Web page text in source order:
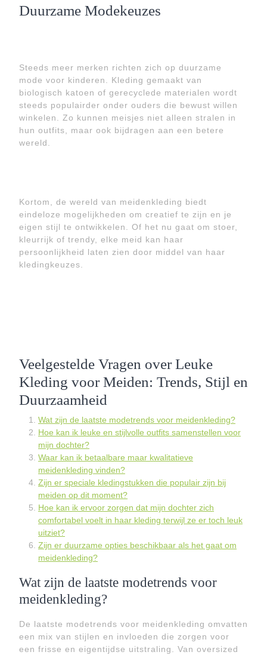
Duurzame Modekeuzes
Steeds meer merken richten zich op duurzame
mode voor kinderen. Kleding gemaakt van
biologisch katoen of gerecyclede materialen wordt
steeds populairder onder ouders die bewust willen
winkelen. Zo kunnen meisjes niet alleen stralen in
hun outfits, maar ook bijdragen aan een betere
wereld.
Kortom, de wereld van meidenkleding biedt
eindeloze mogelijkheden om creatief te zijn en je
eigen stijl te ontwikkelen. Of het nu gaat om stoer,
kleurrijk of trendy, elke meid kan haar
persoonlijkheid laten zien door middel van haar
kledingkeuzes.
Veelgestelde Vragen over Leuke
Kleding voor Meiden: Trends, Stijl en
Duurzaamheid
Wat zijn de laatste modetrends voor meidenkleding?
Hoe kan ik leuke en stijlvolle outfits samenstellen voor
mijn dochter?
Waar kan ik betaalbare maar kwalitatieve
meidenkleding vinden?
Zijn er speciale kledingstukken die populair zijn bij
meiden op dit moment?
Hoe kan ik ervoor zorgen dat mijn dochter zich
comfortabel voelt in haar kleding terwijl ze er toch leuk
uitziet?
Zijn er duurzame opties beschikbaar als het gaat om
meidenkleding?
Wat zijn de laatste modetrends voor
meidenkleding?
De laatste modetrends voor meidenkleding omvatten
een mix van stijlen en invloeden die zorgen voor
een frisse en eigentijdse uitstraling. Van oversized